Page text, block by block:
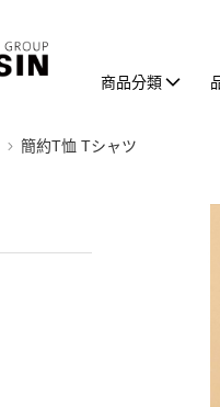
商品分類
簡約T恤 Tシャツ